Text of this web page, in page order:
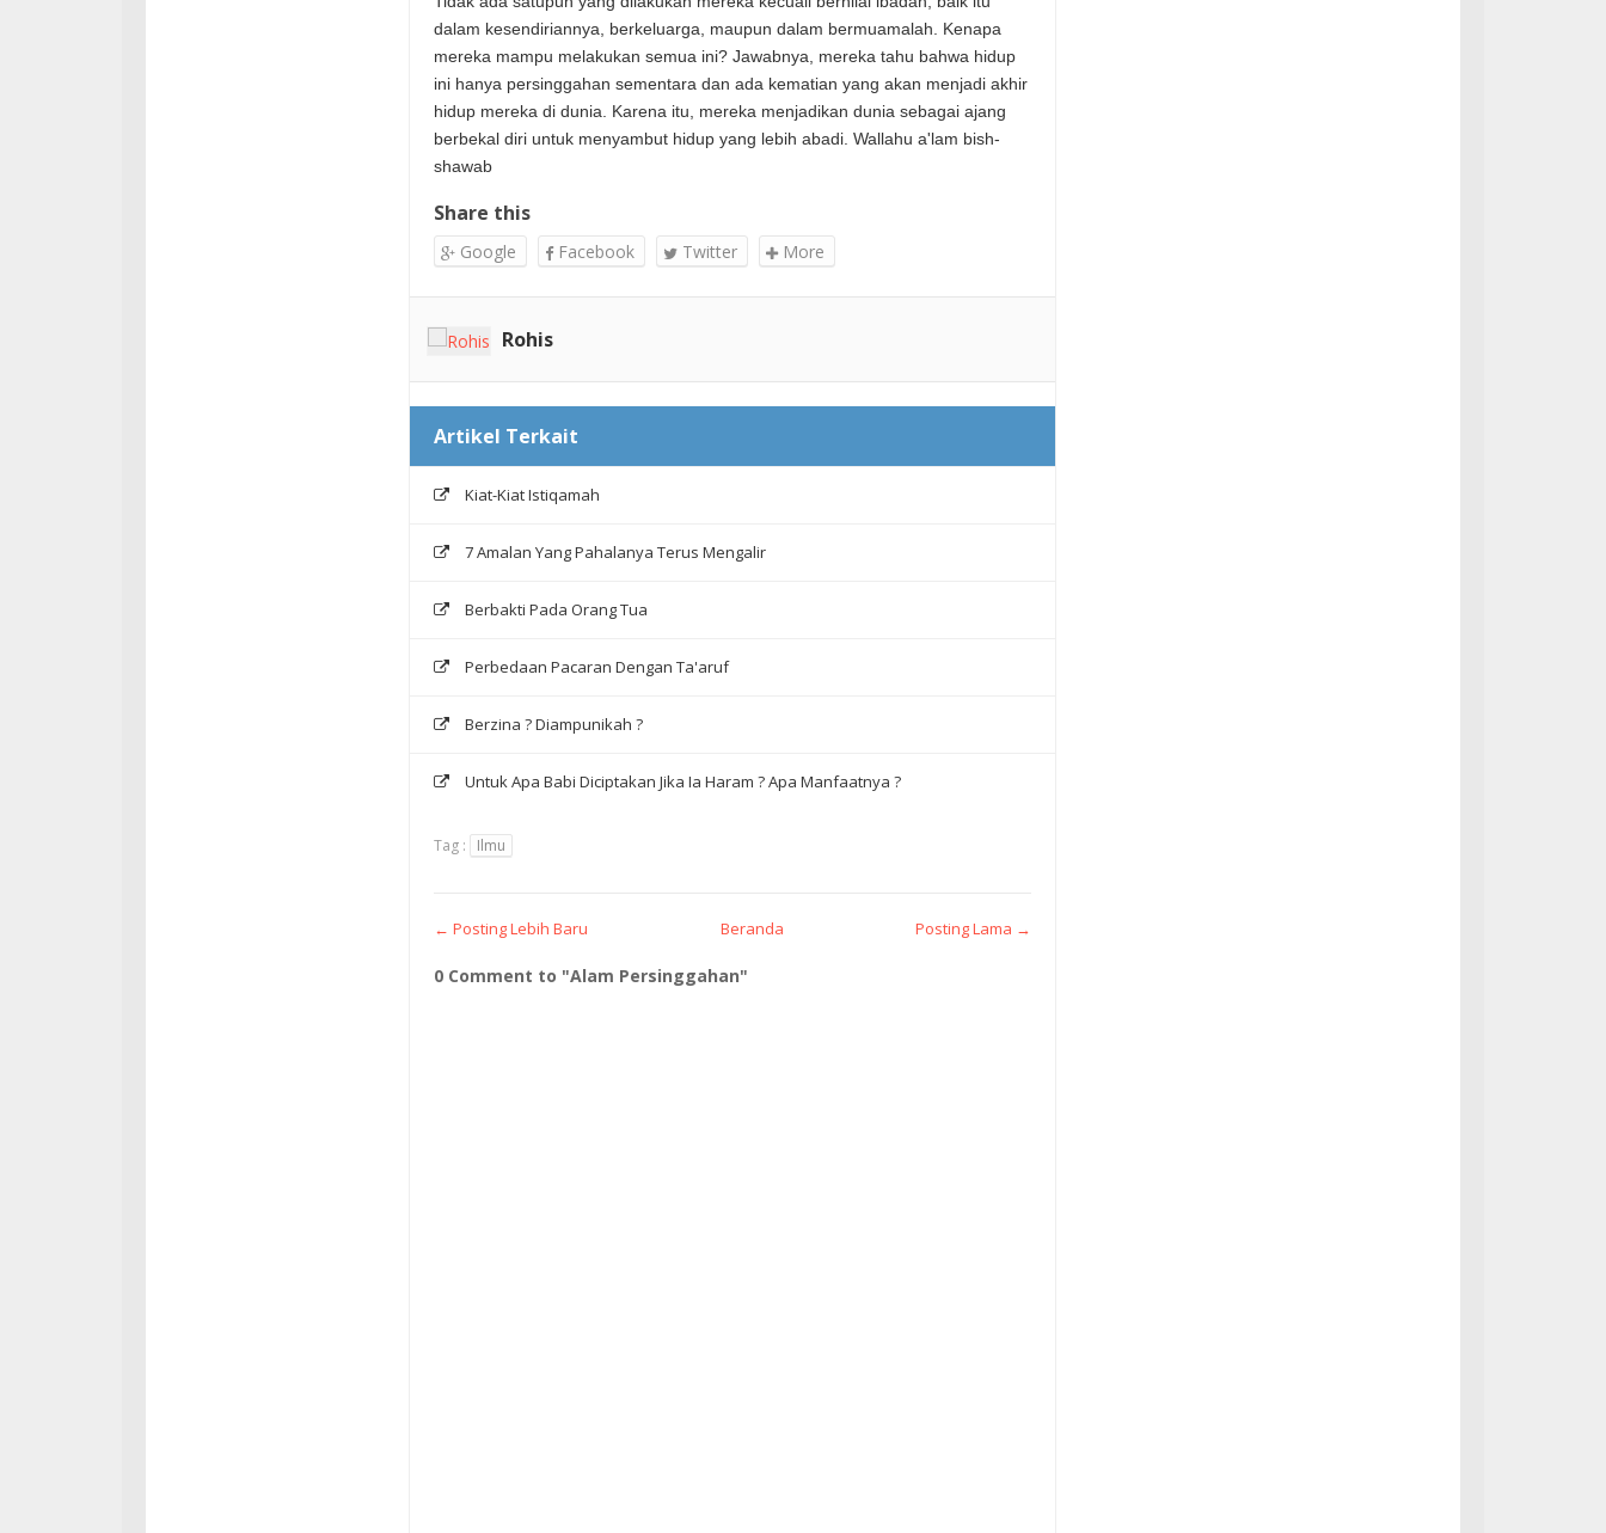
dalam kesendiriannya, berkeluarga, maupun dalam bermuamalah. Kenapa
mereka mampu melakukan semua ini? Jawabnya, mereka tahu bahwa hidup
ini hanya persinggahan sementara dan ada kematian yang akan menjadi akhir
hidup mereka di dunia. Karena itu, mereka menjadikan dunia sebagai ajang
berbekal diri untuk menyambut hidup yang lebih abadi. Wallahu a'lam bish-
shawab
Share this
Google Facebook Twitter More
Rohis
Artikel Terkait
Kiat-Kiat Istiqamah
7 Amalan Yang Pahalanya Terus Mengalir
Berbakti Pada Orang Tua
Perbedaan Pacaran Dengan Ta'aruf
Berzina ? Diampunikah ?
Untuk Apa Babi Diciptakan Jika Ia Haram ? Apa Manfaatnya ?
Tag : Ilmu
← Posting Lebih Baru Posting Lama →
Beranda
0 Comment to "Alam Persinggahan"